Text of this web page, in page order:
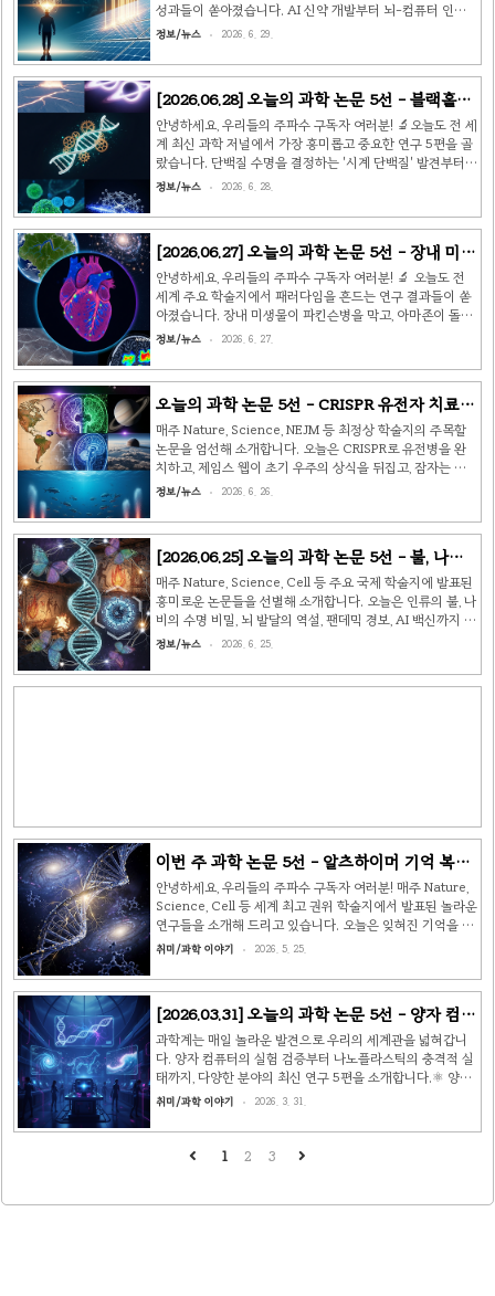
성과들이 쏟아졌습니다. AI 신약 개발부터 뇌-컴퓨터 인터
페이스, 태양전지 효율 신기록까지, 과학의 최전선을 함께 살
축 — AlphaFold 후속 모델 상용화출처: Nature Methods
팀이 AlphaFold3의 후속 모델 'AlphaFold-Drug'를 공개
하며, 단백질-소분자 결합 예측 정확도를 획기적으로 끌어올
렸습니다. 이 모델은 기존 분자도킹 시뮬레이션 대비 신약 후
보 물질 선별 속도를 최대 10배 이상 단축하면서도, 임상 전
..
정보/뉴스 2026. 6. 29.
[2026.06.28] 오늘의 과학 논문 5선 - 블랙홀·
피부 마이크로바이옴·AI 신약 발굴 🔬
안녕하세요, 우리들의 주파수 구독자 여러분! 🔬오늘도 전 세
계 최신 과학 저널에서 가장 흥미롭고 중요한 연구 5편을 골
랐습니다. 단백질 수명을 결정하는 '시계 단백질' 발견부터
AI가 1,000여 종의 항생제 신약 후보를 동시에 찾아낸 연구
포 속 단백질 수명 결정하는 '데그론 시계' 발견출처: Nature
(독일)세포 안에서 수천 종의 단백질이 서로 다른 속도로 생
성되고 분해되는 현상은 오랫동안 과학자들의 관심사였습니
다. 막스플랑크 생화학 연구소 연구팀은 단백질 내부에 존재
하는 특수 서열 '데그론(Degron)'이 마치 시계처럼 작동하
며, 단백질이 언제 분해될지를 정밀하게..
정보/뉴스 2026. 6. 28.
[2026.06.27] 오늘의 과학 논문 5선 - 장내 미생
물·아마존·상어 피부·알츠하이머·다크에너지
🔬
안녕하세요, 우리들의 주파수 구독자 여러분! 🔬 오늘도 전
세계 주요 학술지에서 패러다임을 흔드는 연구 결과들이 쏟
아졌습니다. 장내 미생물이 파킨슨병을 막고, 아마존이 돌이
킬 수 없는 기로에 섰으며, 상어 피부에서 항균 나노 소재 힌
의 정체가 한 발 더 가까워졌습니다. 함께 살펴볼까요? 🦠
슨병 발병 억제 — 10년 추적 코호트 확인 미국 스탠퍼드대·
독일 뮌헨공대 공동 연구팀이 4만 2,000명을 10년간 추적
한 대규모 코호..
정보/뉴스 2026. 6. 27.
오늘의 과학 논문 5선 - CRISPR 유전자 치료부
터 꿈꾸는 문어까지
매주 Nature, Science, NEJM 등 최정상 학술지의 주목할
논문을 엄선해 소개합니다. 오늘은 CRISPR로 유전병을 완
치하고, 제임스 웹이 초기 우주의 상식을 뒤집고, 잠자는 문
어의 피부가 빛나는 이야기까지 — 다섯 가지 발견을 모았습
치출처: New England Journal of Medicine (2026년 6
하는 체내(in-vivo) CRISPR 치료가 겸상적혈구빈혈 임상 1
상에서 참가자 전원의 정상 헤모글로빈 회복을 이끌어냈습
니다. 기존 유전자 치료는 골수세포를 꺼내 편집한 뒤 다시
이식하는 복잡한 과정이 필요했습니다.이번 연구는 그 과정
을 생략하고 혈관..
정보/뉴스 2026. 6. 26.
[2026.06.25] 오늘의 과학 논문 5선 - 불, 나비,
뇌, 바이러스, AI 백신 🔬
매주 Nature, Science, Cell 등 주요 국제 학술지에 발표된
흥미로운 논문들을 선별해 소개합니다. 오늘은 인류의 불, 나
비의 수명 비밀, 뇌 발달의 역설, 팬데믹 경보, AI 백신까지 —
다양한 분야의 최신 발견을 모았습니다.🔥 1. 179만 년 전
(2026년 6월) | 남아프리카 원더웍 동굴 고고학 연구팀남아
정보/뉴스 2026. 6. 25.
이번 주 과학 논문 5선 - 알츠하이머 기억 복원,
K2-18b 외계 생명 신호, 전고체 배터리
안녕하세요, 우리들의 주파수 구독자 여러분! 매주 Nature,
Science, Cell 등 세계 최고 권위 학술지에서 발표된 놀라운
연구들을 소개해 드리고 있습니다. 오늘은 잊혀진 기억을 되
살리는 단백질부터 외계 생명의 흔적, 지구 기후의 새로운 위
져왔습니다. 커피 한 잔 들고 함께 떠나볼까요? ☕ 🧠 1. 잊
SYN-Φ 발견 📄 출처: Nature Neuroscience (MIT /
HHMI Howard Hughes Medical Institute) 알츠하이머
환자의 뇌에는 실제로 기억이 '지워진' 것이 아니라, 기억을
저장한 시냅스가 '침묵' 상태로 비활성화되어 있다는 사실이
밝혀졌..
취미/과학 이야기 2026. 5. 25.
[2026.03.31] 오늘의 과학 논문 5선 - 양자 컴퓨
터 최초 실험 검증부터 1만 4천 년 전 개의 역사
까지 🔬
과학계는 매일 놀라운 발견으로 우리의 세계관을 넓혀갑니
다. 양자 컴퓨터의 실험 검증부터 나노플라스틱의 충격적 실
태까지, 다양한 분야의 최신 연구 5편을 소개합니다.⚛️ 양자
컴퓨터 시뮬레이션, 사상 최초로 실험 데이터와 일치 확인
니다. 두 독립 연구팀이 각각 IBM 초전도 양자 컴퓨터와
Pasqal 중성 원자 양자 컴퓨터를 이용해 자성 물질을 시뮬
과가 실제 실험 데이터와 정확히 일치했습니다. 이는 양자 컴
취미/과학 이야기 2026. 3. 31.
1 2 3